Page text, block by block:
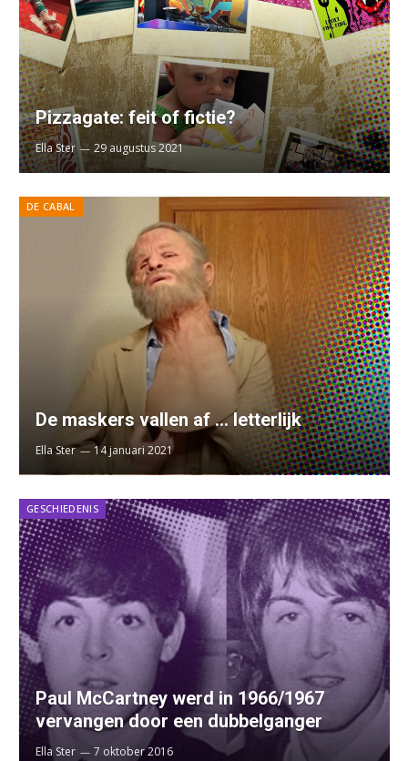
Pizzagate: feit of fictie?
Ella Ster 29 augustus 2021
DE CABAL
De maskers vallen af … letterlijk
Ella Ster 14 januari 2021
GESCHIEDENIS
Paul McCartney werd in 1966/1967
vervangen door een dubbelganger
Ella Ster 7 oktober 2016